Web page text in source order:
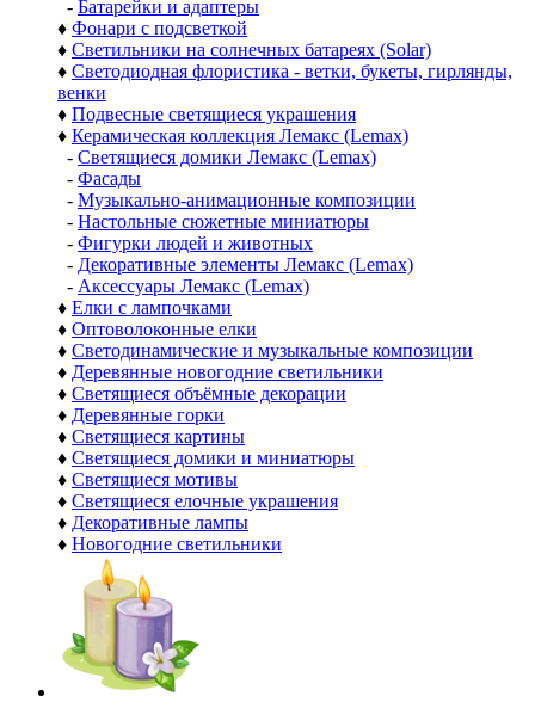
- Батарейки и адаптеры
♦ Фонари с подсветкой
♦ Светильники на солнечных батареях (Solar)
♦ Светодиодная флористика - ветки, букеты, гирлянды,
венки
♦ Подвесные светящиеся украшения
♦ Керамическая коллекция Лемакс (Lemax)
- Светящиеся домики Лемакс (Lemax)
- Фасады
- Музыкально-анимационные композиции
- Настольные сюжетные миниатюры
- Фигурки людей и животных
- Декоративные элементы Лемакс (Lemax)
- Аксессуары Лемакс (Lemax)
♦ Елки с лампочками
♦ Оптоволоконные елки
♦ Светодинамические и музыкальные композиции
♦ Деревянные новогодние светильники
♦ Светящиеся объёмные декорации
♦ Деревянные горки
♦ Светящиеся картины
♦ Светящиеся домики и миниатюры
♦ Светящиеся мотивы
♦ Светящиеся елочные украшения
♦ Декоративные лампы
♦ Новогодние светильники